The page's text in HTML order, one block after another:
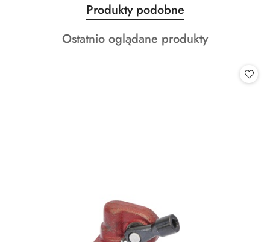
Pomiń karuzelę produktów
Produkty
o
statusie:
Produkty podobne
Produkty
Ostatnio oglądane produkty